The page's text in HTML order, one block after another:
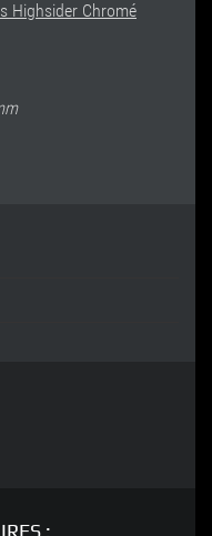
Highsider Chromé